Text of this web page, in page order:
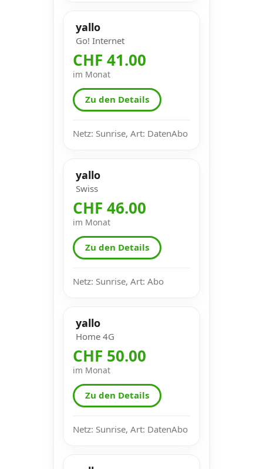
yallo
Go! Internet
CHF 41.00
im Monat
Zu den Details
Netz: Sunrise, Art: DatenAbo
yallo
Swiss
CHF 46.00
im Monat
Zu den Details
Netz: Sunrise, Art: Abo
yallo
Home 4G
CHF 50.00
im Monat
Zu den Details
Netz: Sunrise, Art: DatenAbo